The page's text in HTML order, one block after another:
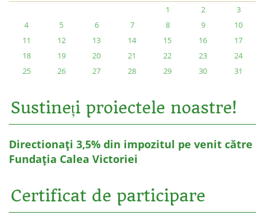
1 2
3
4
5 6 7 8 9
10
11
12 13 14 15 16
17
18
19 20 21 22 23
24
25
26 27 28 29 30 31
Sustineți proiectele noastre!
Directionați 3,5% din impozitul pe venit către
Fundația Calea Victoriei
Certificat de participare